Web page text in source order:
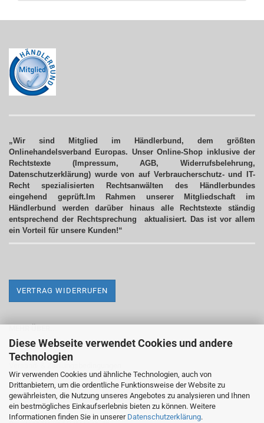
Diese Webseite verwendet Cookies und andere
Technologien
Wir verwenden Cookies und ähnliche Technologien, auch von
Drittanbietern, um die ordentliche Funktionsweise der Website zu
gewährleisten, die Nutzung unseres Angebotes zu analysieren und Ihnen
ein bestmögliches Einkaufserlebnis bieten zu können. Weitere
Informationen finden Sie in unserer Datenschutzerklärung.
„Wir sind Mitglied im Händlerbund, dem größten
Onlinehandelsverband Europas. Unser Online-Shop inklusive der
Rechtstexte (Impressum, AGB, Widerrufsbelehrung,
Datenschutzerklärung) wurde von auf Verbraucherschutz- und IT-
Recht spezialisierten Rechtsanwälten des Händlerbundes
eingehend geprüft.Im Rahmen unserer Mitgliedschaft im
Händlerbund werden darüber hinaus alle Rechtstexte ständig
entsprechend der Rechtsprechung aktualisiert. Das ist vor allem
ein Vorteil für unsere Kunden!“
VERTRAG WIDERRUFEN
Impressum
Versand- & Zahlungsbedingungen
Widerrufsrecht & Widerrufsformular
AGB